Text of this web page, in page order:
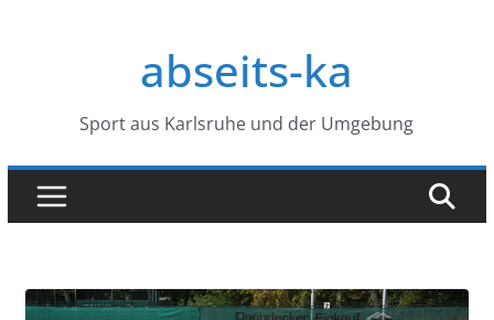
abseits-ka
Sport aus Karlsruhe und der Umgebung